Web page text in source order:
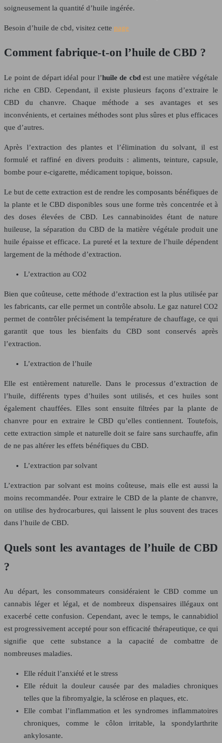
soigneusement la quantité d’huile ingérée.
Besoin d’huile de cbd, visitez cette page
Comment fabrique-t-on l’huile de CBD ?
Le point de départ idéal pour l’huile de cbdest une matière végétale
riche en CBD. Cependant, il existe plusieurs façons d’extraire le
CBD du chanvre. Chaque méthode a ses avantages et ses
inconvénients, et certaines méthodes sont plus sûres et plus efficaces
que d’autres.
Après l’extraction des plantes et l’élimination du solvant, il est
formulé et raffiné en divers produits : aliments, teinture, capsule,
bombe pour e-cigarette, médicament topique, boisson.
Le but de cette extraction est de rendre les composants bénéfiques de
la plante et le CBD disponibles sous une forme très concentrée et à
des doses élevées de CBD. Les cannabinoïdes étant de nature
huileuse, la séparation du CBD de la matière végétale produit une
huile épaisse et efficace. La pureté et la texture de l’huile dépendent
largement de la méthode d’extraction.
L’extraction au CO2
Bien que coûteuse, cette méthode d’extraction est la plus utilisée par
les fabricants, car elle permet un contrôle absolu. Le gaz naturel CO2
permet de contrôler précisément la température de chauffage, ce qui
garantit que tous les bienfaits du CBD sont conservés après
l’extraction.
L’extraction de l’huile
Elle est entièrement naturelle. Dans le processus d’extraction de
l’huile, différents types d’huiles sont utilisés, et ces huiles sont
également chauffées. Elles sont ensuite filtrées par la plante de
chanvre pour en extraire le CBD qu’elles contiennent. Toutefois,
cette extraction simple et naturelle doit se faire sans surchauffe, afin
de ne pas altérer les effets bénéfiques du CBD.
L’extraction par solvant
L’extraction par solvant est moins coûteuse, mais elle est aussi la
moins recommandée. Pour extraire le CBD de la plante de chanvre,
on utilise des hydrocarbures, qui laissent le plus souvent des traces
dans l’huile de CBD.
Quels sont les avantages de l’huile de CBD
?
Au départ, les consommateurs considéraient le CBD comme un
cannabis léger et légal, et de nombreux dispensaires illégaux ont
exacerbé cette confusion. Cependant, avec le temps, le cannabidiol
est progressivement accepté pour son efficacité thérapeutique, ce qui
signifie que cette substance a la capacité de combattre de
nombreuses maladies.
Elle réduit l’anxiété et le stress
Elle réduit la douleur causée par des maladies chroniques
telles que la fibromyalgie, la sclérose en plaques, etc.
Elle combat l’inflammation et les syndromes inflammatoires
chroniques, comme le côlon irritable, la spondylarthrite
ankylosante.